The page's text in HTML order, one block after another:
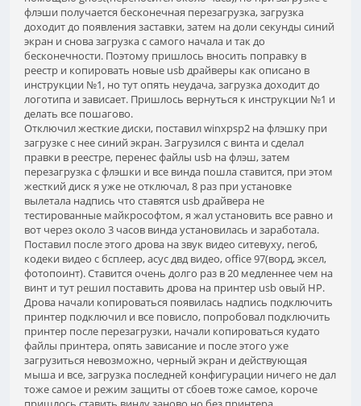
флэши получается бесконечная перезагрузка, загрузка
доходит до появления заставки, затем на доли секунды синий
экран и снова загрузка с самого начала и так до
бесконечности. Поэтому пришлось вносить поправку в
реестр и копировать новые usb драйверы как описано в
инструкции №1, но тут опять неудача, загрузка доходит до
логотипа и зависает. Пришлось вернуться к инструкции №1 и
делать все пошагово.
Отключил жесткие диски, поставил winxpsp2 на флэшку при
загрузке с нее синий экран. Загрузился с винта и сделал
правки в реестре, перенес файлы usb на флэш, затем
перезагрузка с флэшки и все винда пошла ставится, при этом
жесткий диск я уже не отключал, 8 раз при установке
вылетала надпись что ставятся usb драйвера не
тестированные майкрософтом, я жал установить все равно и
вот через около 3 часов винда установилась и заработала.
Поставил после этого дрова на звук видео ситевуху, nero6,
кодеки видео с бсплеер, асус двд видео, office 97(ворд, эксел,
фотопоинт). Ставится очень долго раз в 20 медленнее чем на
винт и тут решил поставить дрова на принтер usb овый HP.
Дрова начали копироваться появилась надпись подключить
принтер подключил и все повисло, попробовал подключить
принтер после перезагрузки, начали копироваться кудато
файлы принтера, опять зависание и после этого уже
загрузиться невозможно, черный экран и действующая
мыша и все, загрузка последней конфигурации ничего не дал
тоже самое и режим защиты от сбоев тоже самое, короче